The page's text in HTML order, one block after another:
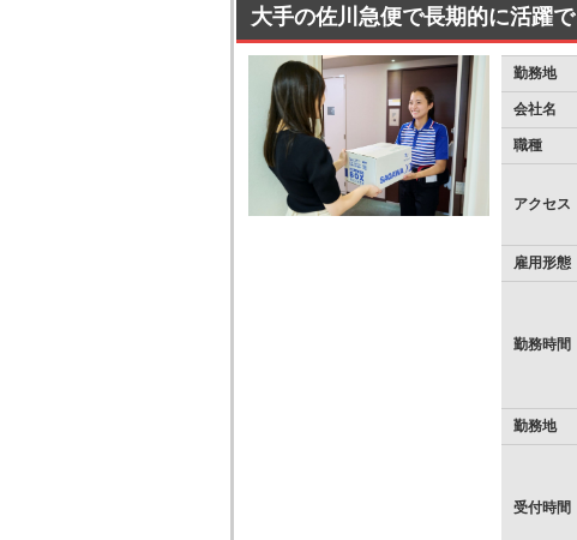
大手の佐川急便で長期的に活躍
勤務地
会社名
職種
アクセス
雇用形態
勤務時間
勤務地
受付時間